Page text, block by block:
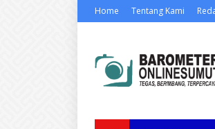
Home Tentang Kami